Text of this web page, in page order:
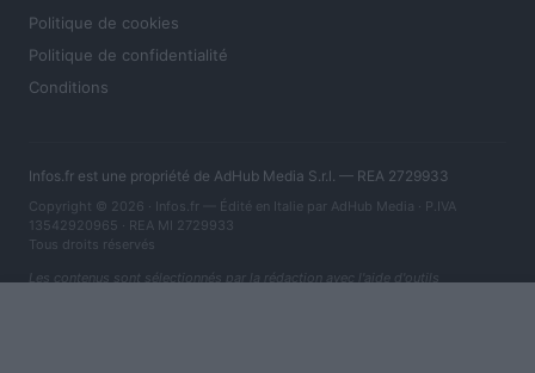
Politique de cookies
Politique de confidentialité
Conditions
Infos.fr est une propriété de AdHub Media S.r.l. — REA 2729933
Copyright © 2026 · Infos.fr — Édité en Italie par AdHub Media · P.IVA
13542920965 · REA MI 2729933
Tous droits réservés
Les contenus sont sélectionnés par la rédaction avec l'aide d'outils